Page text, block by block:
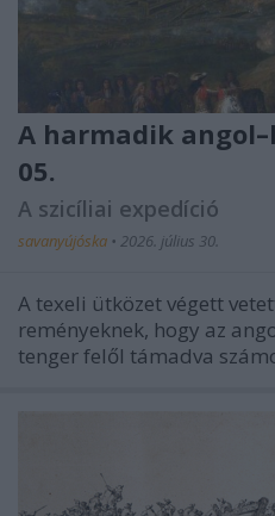
A harmadik
05.
A szicíliai expedíció
savanyújóska • 2026. július 30.
A texeli ütközet végett
reményeknek, hogy az
tenger felől támadva